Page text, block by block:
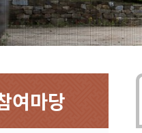
여마당